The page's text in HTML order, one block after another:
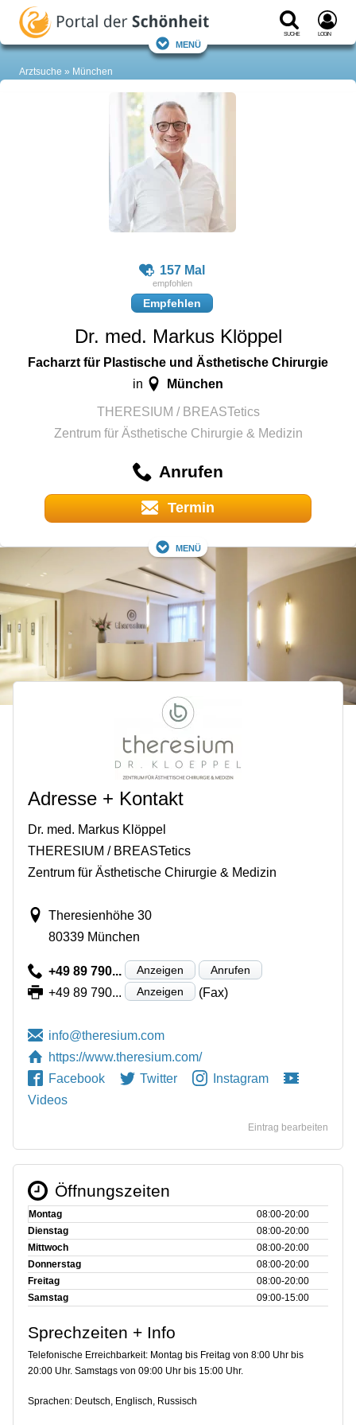
Suche Login
Menü
Arztsuche München
157 Mal
Empfehlen
Dr. med. Markus Klöppel
Facharzt für Plastische und Ästhetische Chirurgie
in München
THERESIUM / BREASTetics
Zentrum für Ästhetische Chirurgie & Medizin
Anrufen
Termin
Menü
Adresse + Kontakt
Dr. med. Markus Klöppel
THERESIUM / BREASTetics
Zentrum für Ästhetische Chirurgie & Medizin
Theresienhöhe 30
80339 München
+49 89 790... Anzeigen Anrufen
+49 89 790... Anzeigen (Fax)
https://www.theresium.com/
Facebook
Twitter
Instagram
Videos
Eintrag bearbeiten
Öffnungszeiten
Montag
08:00‑20:00
Dienstag
08:00‑20:00
Mittwoch
08:00‑20:00
Donnerstag
08:00‑20:00
Freitag
08:00‑20:00
Samstag
09:00‑15:00
Sprechzeiten + Info
Telefonische Erreichbarkeit: Montag bis Freitag von 8:00 Uhr bis
20:00 Uhr. Samstags von 09:00 Uhr bis 15:00 Uhr.
Sprachen: Deutsch, Englisch, Russisch